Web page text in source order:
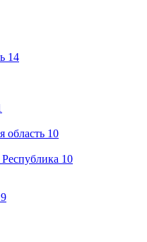
14
область 10
10
9